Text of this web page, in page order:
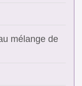
mélange de